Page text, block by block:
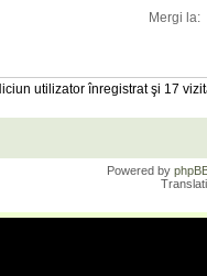
Mergi la:
utilizator înregistrat şi 17
Powered by